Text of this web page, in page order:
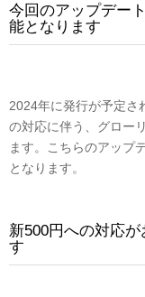
今回のアップデー
能となります
2024年に発行が予定さ
の対応に伴う、グロー
ます。こちらのアップ
となります。
新500円への対応
す